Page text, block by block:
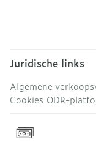
Juridische links
Algemene
Cookies ODR-